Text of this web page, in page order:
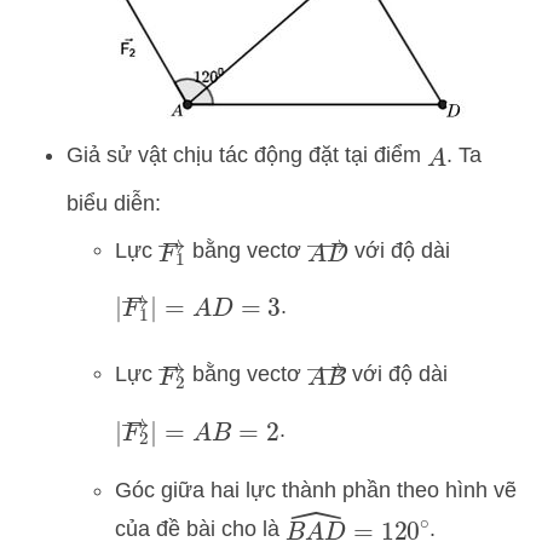
Giả sử vật chịu tác động đặt tại điểm A. Ta
biểu diễn:
Lực F1 →
bằng vectơ AD→
với độ dài
|F1→| =AD =3 .
Lực F2 →
bằng vectơ AB→
với độ dài
|F2→| =AB =2 .
Góc giữa hai lực thành phần theo hình vẽ
của đề bài cho là BA D^ =120∘.